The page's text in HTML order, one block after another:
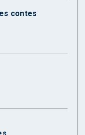
contes